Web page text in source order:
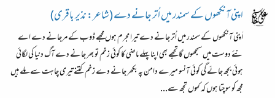
اپنی آنکھوں کے سمندر میں اُتر جانے دے (شاعر: نذیر باقری)
اَپنی آنکھوں کے سمندر میں اُتر جانے دے تیرا مجرم ہوں مجھے ڈوب کے مرجانے دے اے
نئے دوست میں سمجھوں گا تجھے بھی اپنا پہلے ماضی کا کوئی زخم تو بھر جانے دے آگ دنیا کی لگائی
ہوئی بجھ جائے گی کوئی آنسو میرے دامن پہ بکھر جانے دے زخم کتنے تیری چاہت سے ملے ہیں
مجھ کو سوچتا ہوں کہ کہوں تجھ سے...